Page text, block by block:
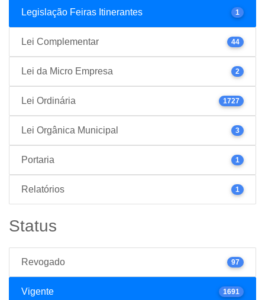
Legislação Feiras Itinerantes 1
Lei Complementar 44
Lei da Micro Empresa 2
Lei Ordinária 1727
Lei Orgânica Municipal 3
Portaria 1
Relatórios 1
Status
Revogado 97
Vigente 1691